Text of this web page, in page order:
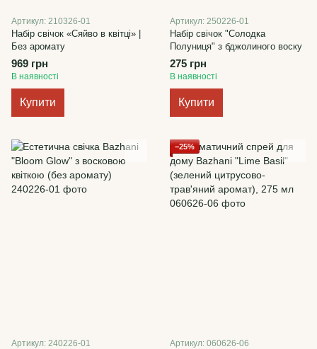
Артикул: 210326-01
Набір свічок «Сяйво в квітці» |
Без аромату
969 грн
В наявності
Купити
Артикул: 250226-01
Набір свічок "Солодка
Полуниця" з бджолиного воску
275 грн
В наявності
Купити
Артикул: 240226-01
−25%
Артикул: 060626-06